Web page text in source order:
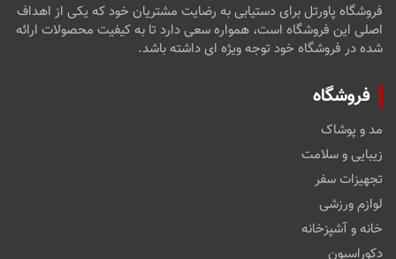
فروشگاه پاورتل برای دستیابی به رضایت مشتریان خود که یکی از اهداف
اصلی این فروشگاه است، همواره سعی دارد تا به کیفیت محصولات ارائه
شده در فروشگاه خود توجه ویژه ای داشته باشد.
فروشگاه
مد و پوشاک
زیبایی و سلامت
تجهیزات سفر
لوازم ورزشی
خانه و آشپزخانه
دکوراسیون